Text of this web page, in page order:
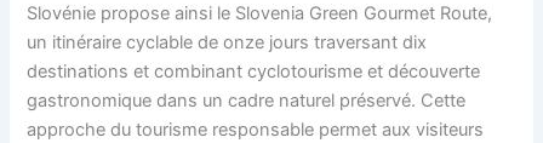
Slovénie propose ainsi le Slovenia Green Gourmet Route,
un itinéraire cyclable de onze jours traversant dix
destinations et combinant cyclotourisme et découverte
gastronomique dans un cadre naturel préservé. Cette
approche du tourisme responsable permet aux visiteurs